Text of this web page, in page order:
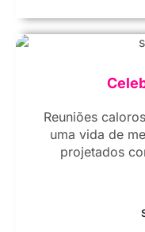
Reuniões
uma vida de
projetados